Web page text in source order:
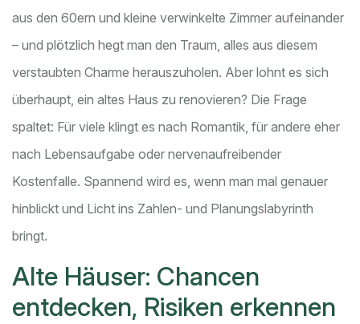
aus den 60ern und kleine verwinkelte Zimmer aufeinander
– und plötzlich hegt man den Traum, alles aus diesem
verstaubten Charme herauszuholen. Aber lohnt es sich
überhaupt, ein altes Haus zu renovieren? Die Frage
spaltet: Für viele klingt es nach Romantik, für andere eher
nach Lebensaufgabe oder nervenaufreibender
Kostenfalle. Spannend wird es, wenn man mal genauer
hinblickt und Licht ins Zahlen- und Planungslabyrinth
bringt.
Alte Häuser: Chancen
entdecken, Risiken erkennen